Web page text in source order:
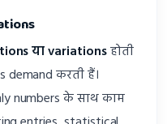
या variationsहोती
demand करती हैं।
numbers के साथ काम